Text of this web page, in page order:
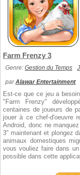
Farm Frenzy 3
Genre: Gestion du Temps
parAlawar Entertainment
Est-ce que ce jeu a
"Farm Frenzy"
centaines de joueurs de
jouer à ce chef-d'oeuvre
Android, donc ne
3" maintenant et plongez
animaux domestiques
vous vouliez faire dans
possible dans cette